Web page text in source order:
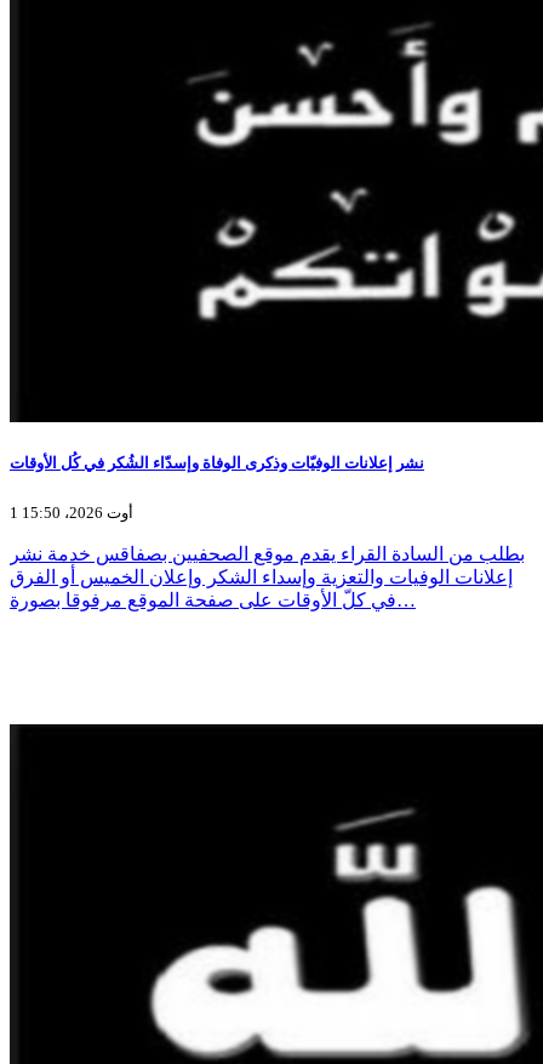
نشر إعلانات الوفيّات وذكرى الوفاة وإسدّاء الشُكر في كُل الأوقات
1 أوت 2026، 15:50
بطلب من السادة القراء يقدم موقع الصحفيين بصفاقس خدمة نشر
إعلانات الوفيات والتعزية وإسداء الشكر وإعلان الخميس أو الفرق
في كلّ الأوقات على صفحة الموقع مرفوقا بصورة…